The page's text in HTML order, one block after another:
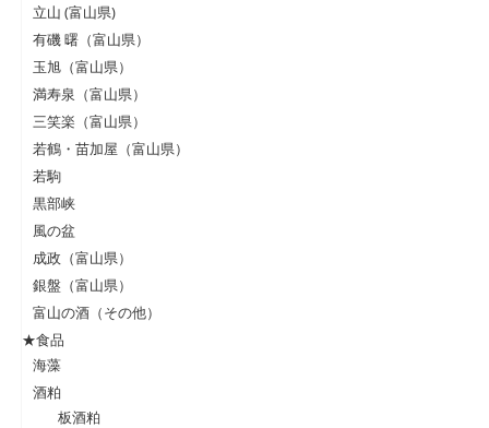
立山 (富山県)
有磯 曙（富山県）
玉旭（富山県）
満寿泉（富山県）
三笑楽（富山県）
若鶴・苗加屋（富山県）
若駒
黒部峡
風の盆
成政（富山県）
銀盤（富山県）
富山の酒（その他）
★食品
海藻
酒粕
板酒粕